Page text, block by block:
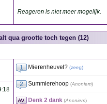
Reageren is niet meer mogelijk.
qua grootte toch tegen (12)
Mierenheuvel? (zeeg)
Summierehoop (Anoniem)
Denk 2 dank (Anoniem)